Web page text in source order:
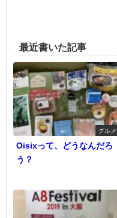
最近書いた記事
グル
Oisixって、どうなんだろ
う？